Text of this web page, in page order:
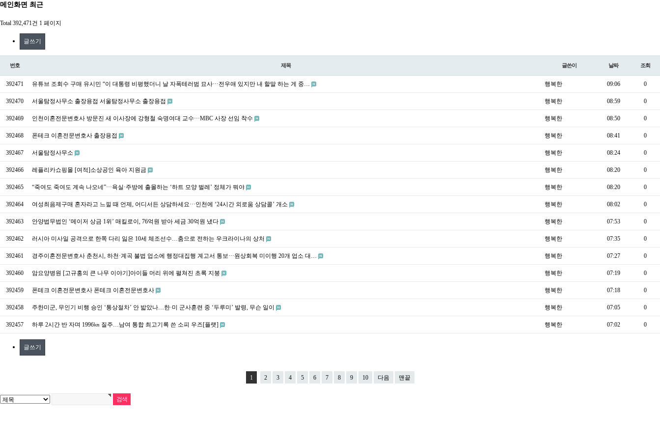
메인화면 최근
Total 392,471건 1 페이지
글쓰기
번호 제목 글쓴이 날짜 조회
392471 유튜브 조회수 구매 유시민 “이 대통령 비평했더니 날 자폭테러범 묘사···전우애 있지만 내 할말 하는 게 중… 행복한 09:06 0
392470 서울탐정사무소 출장용접 서울탐정사무소 출장용접 행복한 08:59 0
392469 인천이혼전문변호사 방문진 새 이사장에 강형철 숙명여대 교수···MBC 사장 선임 착수 행복한 08:50 0
392468 폰테크 이혼전문변호사 출장용접 행복한 08:41 0
392467 서울탐정사무소 행복한 08:24 0
392466 레플리카쇼핑몰 [여적]소상공인 육아 지원금 행복한 08:20 0
392465 “죽여도 죽여도 계속 나오네”···욕실·주방에 출몰하는 ‘하트 모양 벌레’ 정체가 뭐야 행복한 08:20 0
392464 여성최음제구매 혼자라고 느낄 때 언제, 어디서든 상담하세요···인천에 ‘24시간 외로움 상담콜’ 개소 행복한 08:02 0
392463 안양법무법인 ‘메이저 상금 1위’ 매킬로이, 76억원 받아 세금 30억원 냈다 행복한 07:53 0
392462 러시아 미사일 공격으로 한쪽 다리 잃은 10세 체조선수…춤으로 전하는 우크라이나의 상처 행복한 07:35 0
392461 경주이혼전문변호사 춘천시, 하천·계곡 불법 업소에 행정대집행 계고서 통보···원상회복 미이행 20개 업소 대… 행복한 07:27 0
392460 암요양병원 [고규홍의 큰 나무 이야기]아이들 머리 위에 펼쳐진 초록 지붕 행복한 07:19 0
392459 폰테크 이혼전문변호사 폰테크 이혼전문변호사 행복한 07:18 0
392458 주한미군, 무인기 비행 승인 ‘통상절차’ 안 밟았나…한·미 군사훈련 중 ‘두루미’ 발령, 무슨 일이 행복한 07:05 0
392457 하루 2시간 반 자며 1996㎞ 질주…남여 통합 최고기록 쓴 소피 우즈[플랫] 행복한 07:02 0
글쓰기
1 2 3 4 5 6 7 8 9 10 다음 맨끝